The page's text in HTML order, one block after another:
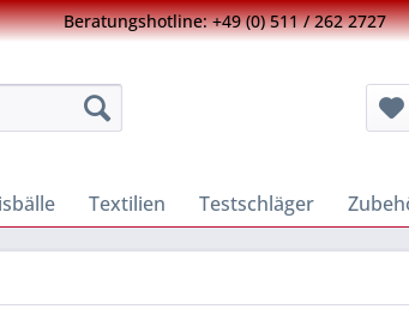
Beratungshotline: +49 (0) 511 / 262 2727
Textilien Testschläger